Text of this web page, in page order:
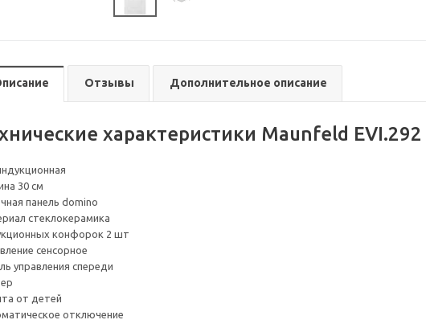
Отзывы Дополнительное описание
характеристики Maunfeld EVI.292
30 см
панель domino
стеклокерамика
конфорок 2 шт
сенсорное
управления спереди
от детей
отключение